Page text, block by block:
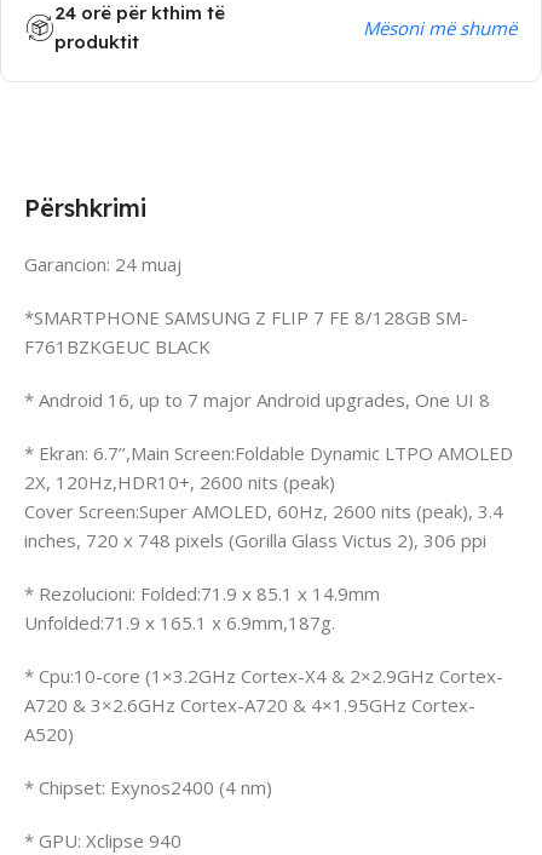
24 orë për kthim të
produktit
Mësoni më shumë
Përshkrimi
Garancion: 24 muaj
*SMARTPHONE SAMSUNG Z FLIP 7 FE 8/128GB SM-
F761BZKGEUC BLACK
* Android 16, up to 7 major Android upgrades, One UI 8
* Ekran: 6.7’’,Main Screen:Foldable Dynamic LTPO AMOLED
2X, 120Hz,HDR10+, 2600 nits (peak)
Cover Screen:Super AMOLED, 60Hz, 2600 nits (peak), 3.4
inches, 720 x 748 pixels (Gorilla Glass Victus 2), 306 ppi
* Rezolucioni: Folded:71.9 x 85.1 x 14.9mm
Unfolded:71.9 x 165.1 x 6.9mm,187g.
* Cpu:10-core (1×3.2GHz Cortex-X4 & 2×2.9GHz Cortex-
A720 & 3×2.6GHz Cortex-A720 & 4×1.95GHz Cortex-
A520)
* Chipset: Exynos2400 (4 nm)
* GPU: Xclipse 940